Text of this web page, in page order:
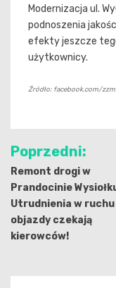
Modernizacja ul.
podnoszenia
efekty jeszcze
użytkownicy.
Źródło: facebook.com/
Nawigacja
wpisu
Poprzedni:
Remont drogi w
Prandocinie
Utrudnienia w ruchu
objazdy czekają
kierowców!